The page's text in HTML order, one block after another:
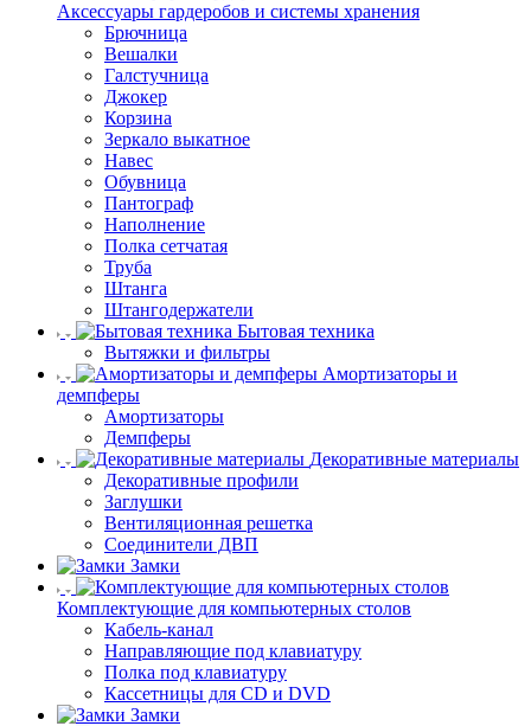
Аксессуары гардеробов и системы хранения
Брючница
Вешалки
Галстучница
Джокер
Корзина
Зеркало выкатное
Навес
Обувница
Пантограф
Наполнение
Полка сетчатая
Труба
Штанга
Штангодержатели
Бытовая техника
Вытяжки и фильтры
Амортизаторы и
демпферы
Амортизаторы
Демпферы
Декоративные материалы
Декоративные профили
Заглушки
Вентиляционная решетка
Соединители ДВП
Замки
Комплектующие для компьютерных столов
Кабель-канал
Направляющие под клавиатуру
Полка под клавиатуру
Кассетницы для CD и DVD
Замки